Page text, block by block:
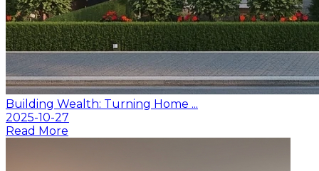
Building Wealth: Turning Home ...
2025-10-27
Read More